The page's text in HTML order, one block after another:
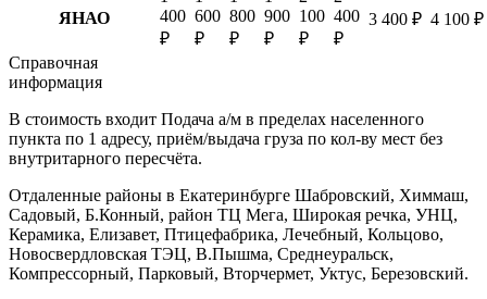
ЯНАО
400
₽
600
₽
800
₽
900
₽
100
₽
400
₽
3 400 ₽ 4 100 ₽
Справочная
информация
В стоимость входит Подача а/м в пределах населенного
пункта по 1 адресу, приём/выдача груза по кол-ву мест без
внутритарного пересчёта.
Отдаленные районы в Екатеринбурге Шабровский, Химмаш,
Садовый, Б.Конный, район ТЦ Мега, Широкая речка, УНЦ,
Керамика, Елизавет, Птицефабрика, Лечебный, Кольцово,
Новосвердловская ТЭЦ, В.Пышма, Среднеуральск,
Компрессорный, Парковый, Вторчермет, Уктус, Березовский.